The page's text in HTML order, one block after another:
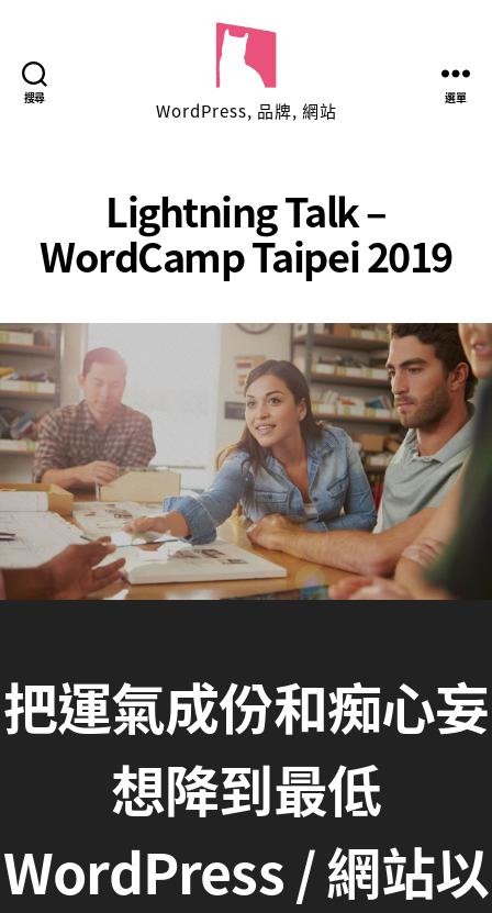
搜尋
表
面
牌
網
路
作
室
WordPress, 品牌, 網站
選單
Lightning Talk –
WordCamp Taipei 2019
把運氣成份和痴心妄
想降到最低
WordPress / 網站以